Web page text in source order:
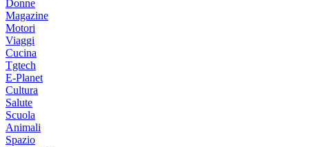
Donne
Magazine
Motori
Viaggi
Cucina
Tgtech
E-Planet
Cultura
Salute
Scuola
Animali
Spazio